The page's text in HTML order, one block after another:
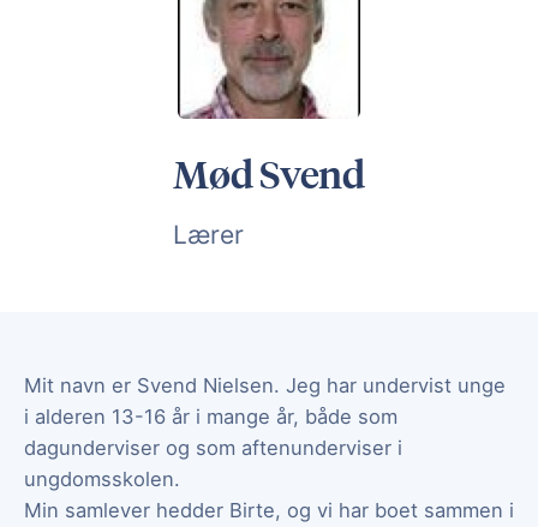
Hjælp til ordblinde
Kundeudtalelser
Mød Svend
Lærer
Mit navn er Svend Nielsen. Jeg har undervist unge
i alderen 13-16 år i mange år, både som
dagunderviser og som aftenunderviser i
ungdomsskolen.
Min samlever hedder Birte, og vi har boet sammen i